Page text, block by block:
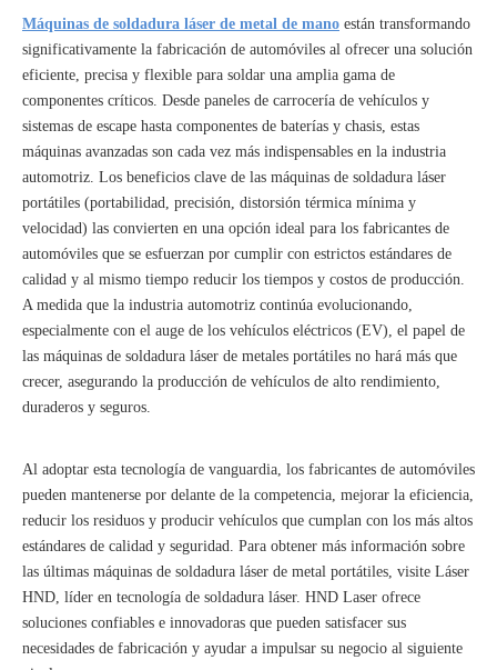
Máquinas de soldadura láser de metal de mano están transformando
significativamente la fabricación de automóviles al ofrecer una solución
eficiente, precisa y flexible para soldar una amplia gama de
componentes críticos. Desde paneles de carrocería de vehículos y
sistemas de escape hasta componentes de baterías y chasis, estas
máquinas avanzadas son cada vez más indispensables en la industria
automotriz. Los beneficios clave de las máquinas de soldadura láser
portátiles (portabilidad, precisión, distorsión térmica mínima y
velocidad) las convierten en una opción ideal para los fabricantes de
automóviles que se esfuerzan por cumplir con estrictos estándares de
calidad y al mismo tiempo reducir los tiempos y costos de producción.
A medida que la industria automotriz continúa evolucionando,
especialmente con el auge de los vehículos eléctricos (EV), el papel de
las máquinas de soldadura láser de metales portátiles no hará más que
crecer, asegurando la producción de vehículos de alto rendimiento,
duraderos y seguros.
Al adoptar esta tecnología de vanguardia, los fabricantes de automóviles
pueden mantenerse por delante de la competencia, mejorar la eficiencia,
reducir los residuos y producir vehículos que cumplan con los más altos
estándares de calidad y seguridad. Para obtener más información sobre
las últimas máquinas de soldadura láser de metal portátiles, visite Láser
HND, líder en tecnología de soldadura láser. HND Laser ofrece
soluciones confiables e innovadoras que pueden satisfacer sus
necesidades de fabricación y ayudar a impulsar su negocio al siguiente